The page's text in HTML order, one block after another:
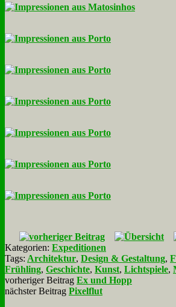
Kategorien: Expeditionen
Tags: Architektur, Design & Gestaltung,
Frühling, Geschichte, Kunst, Lichtspiele,
vorheriger Beitrag Ex und Hopp
nächster Beitrag Pixelflut